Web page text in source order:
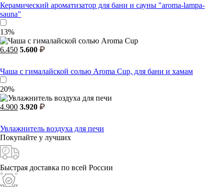
Керамический ароматизатор для бани и сауны "aroma-lampa-
sauna"
13%
6.450 5.600
Чаша с гималайской солью Aroma Cup, для бани и хамам
20%
4.900 3.920
Увлажнитель воздуха для печи
Покупайте у лучших
Быстрая доставка по всей России